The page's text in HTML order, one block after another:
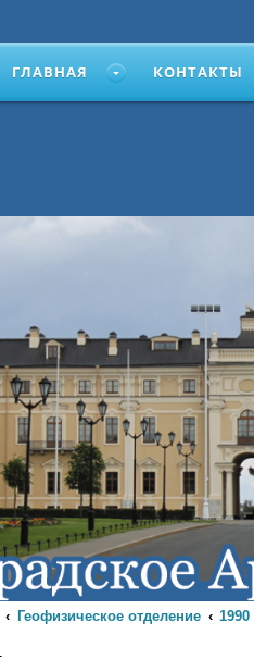
ГЛАВНАЯ КОНТАКТЫ
Геофизическое отделение 1990